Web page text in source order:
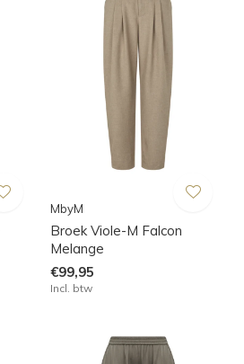
MbyM
Broek Viole-M Falcon
Melange
€99,95
Incl. btw